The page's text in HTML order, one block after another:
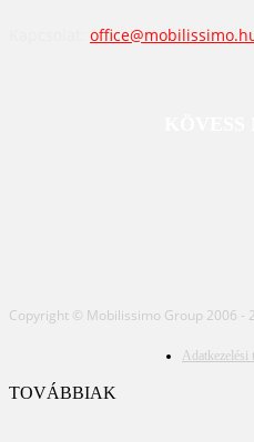
Copyright © Mobilissimo Group 2006 -
Adatkezelési
TOVÁBBIAK